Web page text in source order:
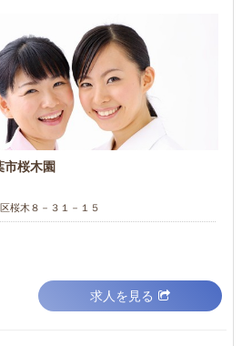
桜木園
桜木８－３１－１５
求人を見る